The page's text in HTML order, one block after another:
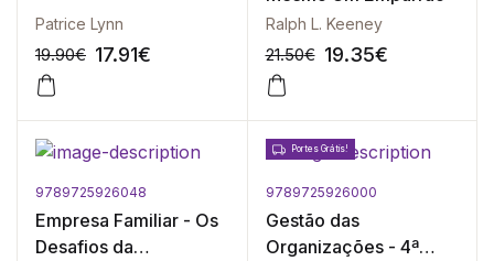
Patrice Lynn
19.90€ 17.91€
Ralph L. Keeney
21.50€ 19.35€
9789725926048
Empresa Familiar - Os
Desafios da
Portes Grátis!
9789725926000
Gestão das
Organizações - 4ª